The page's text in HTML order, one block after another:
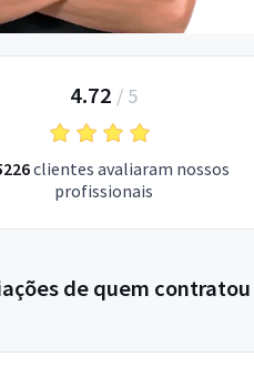
4.72 / 5
clientes avaliaram nossos
profissionais
de quem contratou